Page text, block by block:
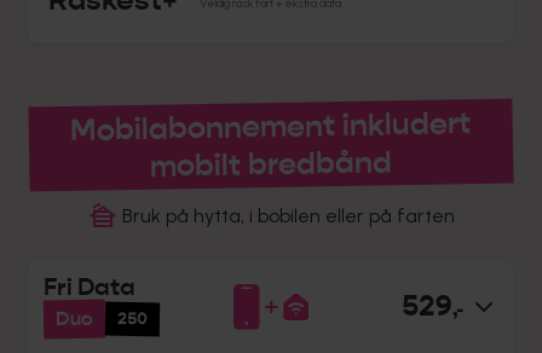
Mobilabonnement inkludert
mobilt bredbånd
Bruk på hytta, i bobilen eller på farten
Fri Data
Duo 250 529,-